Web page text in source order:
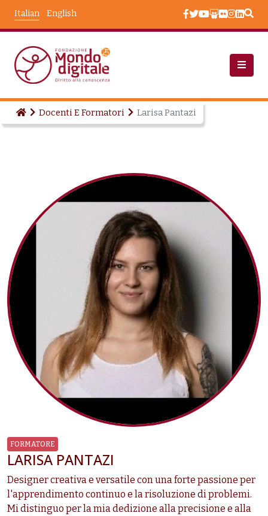
English
Italian
Docenti E Formatori Larisa Pantazi
FORMATORE
LARISA PANTAZI
Designer creativa e versatile con una forte passione per
l'apprendimento continuo e la risoluzione di problemi.
Mi distinguo per la mia dedizione alla precisione e alla